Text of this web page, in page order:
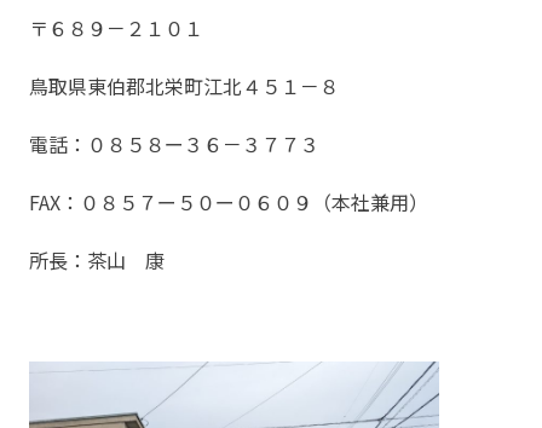
〒６８９－２１０１
鳥取県東伯郡北栄町江北４５１－８
電話：０８５８ー３６－３７７３
FAX：０８５７ー５０ー０６０９（本社兼用）
所長：茶山 康